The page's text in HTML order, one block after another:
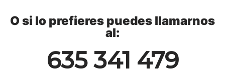
O si lo prefieres puedes llamarnos
al:
635 341 479